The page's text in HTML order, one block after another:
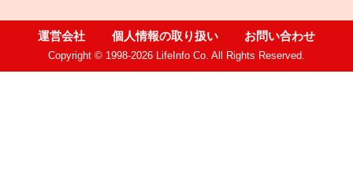
運営会社 個人情報の取り扱い お問い合わせ
Copyright © 1998-2026 LifeInfo Co. All Rights Reserved.